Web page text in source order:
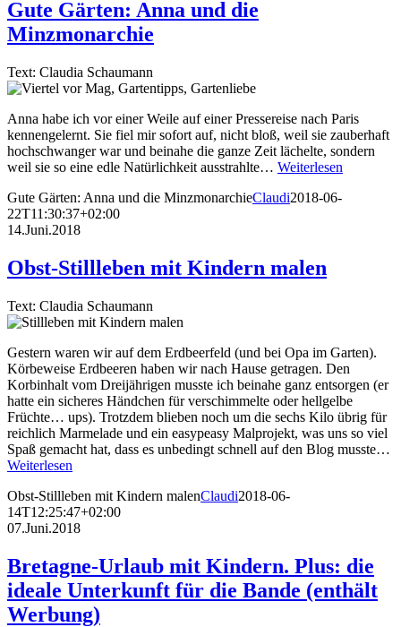
Gute Gärten: Anna und die
Minzmonarchie
Text: Claudia Schaumann
Anna habe ich vor einer Weile auf einer Pressereise nach Paris
kennengelernt. Sie fiel mir sofort auf, nicht bloß, weil sie zauberhaft
hochschwanger war und beinahe die ganze Zeit lächelte, sondern
weil sie so eine edle Natürlichkeit ausstrahlte… Weiterlesen
Gute Gärten: Anna und die MinzmonarchieClaudi2018-06-
22T11:30:37+02:00
14.Juni.2018
Obst-Stillleben mit Kindern malen
Text: Claudia Schaumann
Gestern waren wir auf dem Erdbeerfeld (und bei Opa im Garten).
Körbeweise Erdbeeren haben wir nach Hause getragen. Den
Korbinhalt vom Dreijährigen musste ich beinahe ganz entsorgen (er
hatte ein sicheres Händchen für verschimmelte oder hellgelbe
Früchte… ups). Trotzdem blieben noch um die sechs Kilo übrig für
reichlich Marmelade und ein easypeasy Malprojekt, was uns so viel
Spaß gemacht hat, dass es unbedingt schnell auf den Blog musste…
Weiterlesen
Obst-Stillleben mit Kindern malenClaudi2018-06-
14T12:25:47+02:00
07.Juni.2018
Bretagne-Urlaub mit Kindern. Plus: die
ideale Unterkunft für die Bande (enthält
Werbung)